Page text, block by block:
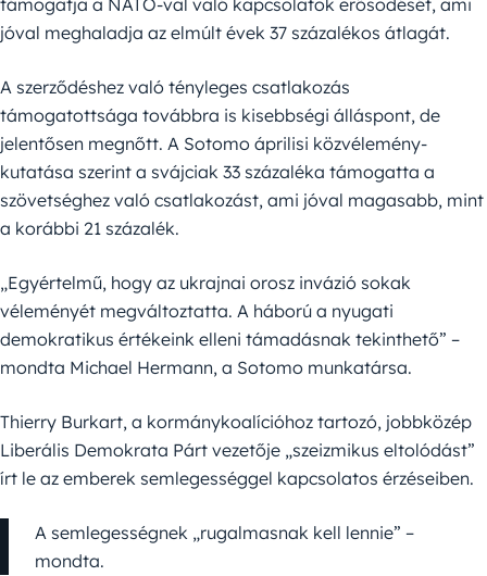
támogatja a NATO-val való kapcsolatok erősödését, ami
jóval meghaladja az elmúlt évek 37 százalékos átlagát.
A szerződéshez való tényleges csatlakozás
támogatottsága továbbra is kisebbségi álláspont, de
jelentősen megnőtt. A Sotomo áprilisi közvélemény-
kutatása szerint a svájciak 33 százaléka támogatta a
szövetséghez való csatlakozást, ami jóval magasabb, mint
a korábbi 21 százalék.
„Egyértelmű, hogy az ukrajnai orosz invázió sokak
véleményét megváltoztatta. A háború a nyugati
demokratikus értékeink elleni támadásnak tekinthető” –
mondta Michael Hermann, a Sotomo munkatársa.
Thierry Burkart, a kormánykoalícióhoz tartozó, jobbközép
Liberális Demokrata Párt vezetője „szeizmikus eltolódást”
írt le az emberek semlegességgel kapcsolatos érzéseiben.
A semlegességnek „rugalmasnak kell lennie” –
mondta.